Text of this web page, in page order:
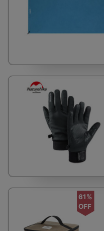
61%
OFF